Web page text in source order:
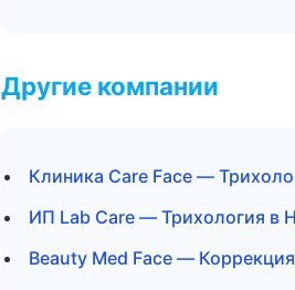
Другие компании
Клиника Care Face —
ИП Lab Care — Трихология в
Beauty Med Face —